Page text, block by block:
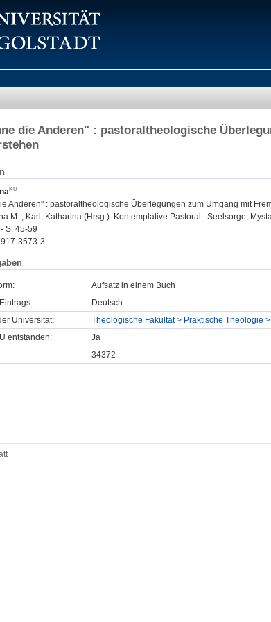
die Anderen" : pastoraltheologische
:
Anderen" : pastoraltheologische Überlegungen zum Umgang mit
M. ; Karl, Katharina (Hrsg.): Kontemplative Pastoral : Seelsorge,
S. 45-59
3573-3
Aufsatz in einem Buch
Deutsch
Universität:
Theologische Fakultät > Praktische Theologie
entstanden:
Ja
34372